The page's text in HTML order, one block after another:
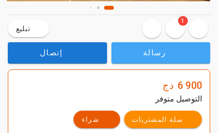
1
تبليع
رسالة إتصال
6 900 دج
التوصيل متوفر
سلة المشتريات شراء